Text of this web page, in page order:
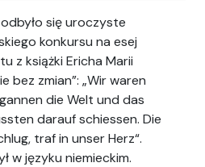
odbyło się uroczyste
konkursu na esej
z książki Ericha Marii
bez zmian”: „Wir waren
die Welt und das
darauf schiessen. Die
traf in unser Herz“.
w języku niemieckim.